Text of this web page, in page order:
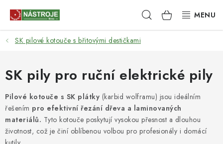
Hledat NÁKUPNÍ
KOŠÍK
NÁSTROJE
AKCE
BRUSIVO
ELEKTRONÁŘADÍ
SK pilové kotouče s břitovými destičkami
SK pily pro ruční elektrické pily
Pilové kotouče s SK plátky (karbid wolframu) jsou ideálním
řešením pro efektivní řezání dřeva a laminovaných
materiálů. Tyto kotouče poskytují vysokou přesnost a dlouhou
životnost, což je činí oblíbenou volbou pro profesionály i domácí